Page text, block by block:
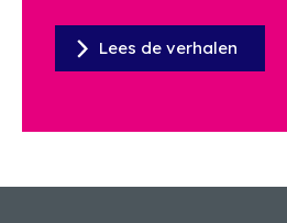
Lees de verhalen